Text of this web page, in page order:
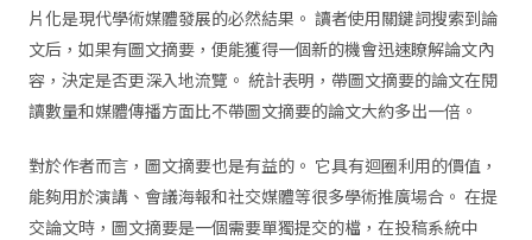
片化是現代學術媒體發展的必然結果。 讀者使用關鍵詞搜索到論
文后，如果有圖文摘要，便能獲得一個新的機會迅速瞭解論文內
容，決定是否更深入地流覽。 統計表明，帶圖文摘要的論文在閱
讀數量和媒體傳播方面比不帶圖文摘要的論文大約多出一倍。
對於作者而言，圖文摘要也是有益的。 它具有迴圈利用的價值，
能夠用於演講、會議海報和社交媒體等很多學術推廣場合。 在提
交論文時，圖文摘要是一個需要單獨提交的檔，在投稿系統中